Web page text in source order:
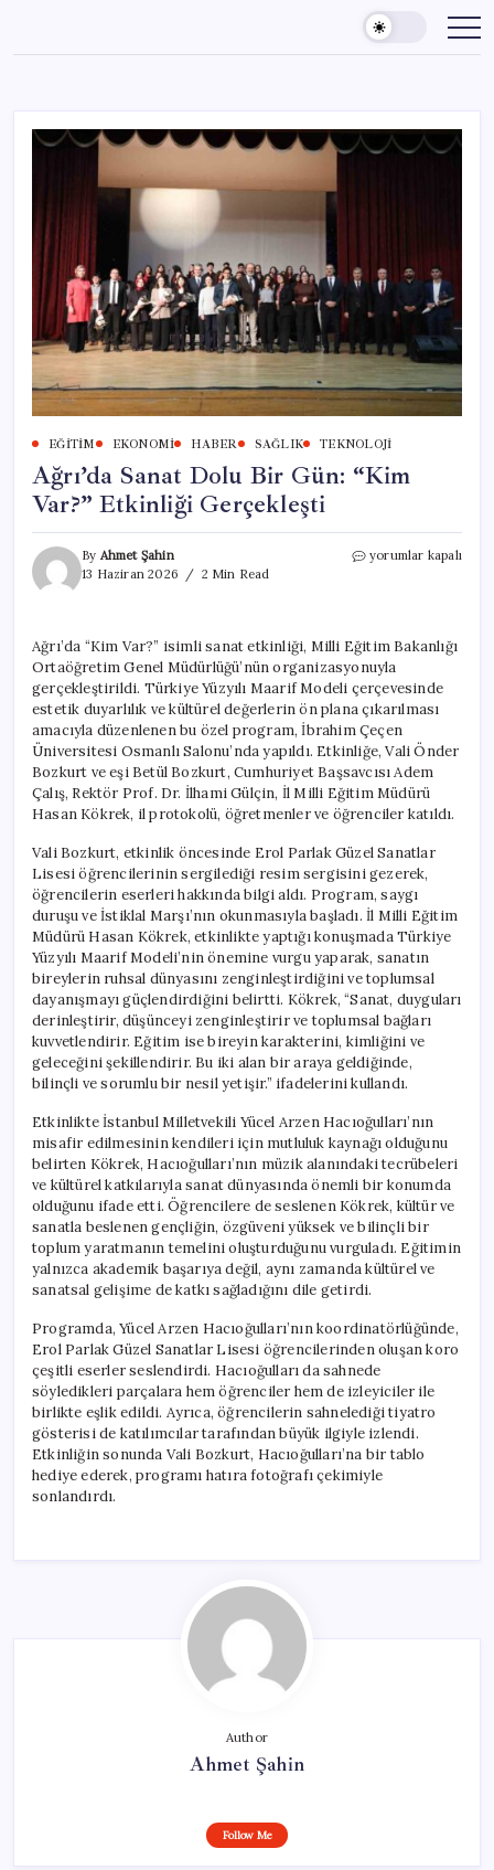
content
EĞITIM EKONOMI HABER SAĞLIK TEKNOLOJI
Ağrı’da Sanat Dolu Bir Gün: “Kim
Var?” Etkinliği Gerçekleşti
By Ahmet Şahin
13 Haziran 2026
2 Min Read
Ağrı’da
“Kim
Var?”
Etkinliği
Gerçekleşti
için
yorumlar kapalı
Ağrı’da “Kim Var?” isimli sanat etkinliği, Milli Eğitim Bakanlığı
Ortaöğretim Genel Müdürlüğü’nün organizasyonuyla
gerçekleştirildi. Türkiye Yüzyılı Maarif Modeli çerçevesinde
estetik duyarlılık ve kültürel değerlerin ön plana çıkarılması
amacıyla düzenlenen bu özel program, İbrahim Çeçen
Üniversitesi Osmanlı Salonu’nda yapıldı. Etkinliğe, Vali Önder
Bozkurt ve eşi Betül Bozkurt, Cumhuriyet Başsavcısı Adem
Çalış, Rektör Prof. Dr. İlhami Gülçin, İl Milli Eğitim Müdürü
Hasan Kökrek, il protokolü, öğretmenler ve öğrenciler katıldı.
Vali Bozkurt, etkinlik öncesinde Erol Parlak Güzel Sanatlar
Lisesi öğrencilerinin sergilediği resim sergisini gezerek,
öğrencilerin eserleri hakkında bilgi aldı. Program, saygı
duruşu ve İstiklal Marşı’nın okunmasıyla başladı. İl Milli Eğitim
Müdürü Hasan Kökrek, etkinlikte yaptığı konuşmada Türkiye
Yüzyılı Maarif Modeli’nin önemine vurgu yaparak, sanatın
bireylerin ruhsal dünyasını zenginleştirdiğini ve toplumsal
dayanışmayı güçlendirdiğini belirtti. Kökrek, “Sanat, duyguları
derinleştirir, düşünceyi zenginleştirir ve toplumsal bağları
kuvvetlendirir. Eğitim ise bireyin karakterini, kimliğini ve
geleceğini şekillendirir. Bu iki alan bir araya geldiğinde,
bilinçli ve sorumlu bir nesil yetişir.” ifadelerini kullandı.
Etkinlikte İstanbul Milletvekili Yücel Arzen Hacıoğulları’nın
misafir edilmesinin kendileri için mutluluk kaynağı olduğunu
belirten Kökrek, Hacıoğulları’nın müzik alanındaki tecrübeleri
ve kültürel katkılarıyla sanat dünyasında önemli bir konumda
olduğunu ifade etti. Öğrencilere de seslenen Kökrek, kültür ve
sanatla beslenen gençliğin, özgüveni yüksek ve bilinçli bir
toplum yaratmanın temelini oluşturduğunu vurguladı. Eğitimin
yalnızca akademik başarıya değil, aynı zamanda kültürel ve
sanatsal gelişime de katkı sağladığını dile getirdi.
Programda, Yücel Arzen Hacıoğulları’nın koordinatörlüğünde,
Erol Parlak Güzel Sanatlar Lisesi öğrencilerinden oluşan koro
çeşitli eserler seslendirdi. Hacıoğulları da sahnede
söyledikleri parçalara hem öğrenciler hem de izleyiciler ile
birlikte eşlik edildi. Ayrıca, öğrencilerin sahnelediği tiyatro
gösterisi de katılımcılar tarafından büyük ilgiyle izlendi.
Etkinliğin sonunda Vali Bozkurt, Hacıoğulları’na bir tablo
hediye ederek, programı hatıra fotoğrafı çekimiyle
sonlandırdı.
Author
Ahmet Şahin
Follow Me